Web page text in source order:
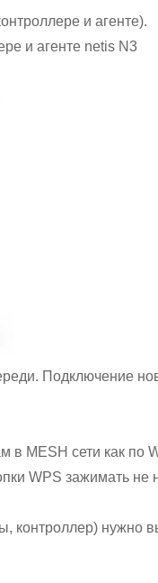
и агенте).
и агенте netis N3
Подключение
в MESH сети как
WPS зажимать не
контроллер) нужно